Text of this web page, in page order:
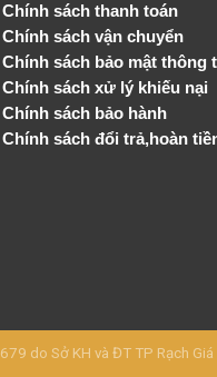
Chính sách thanh toán
Chính sách vận chuyển
Chính sách bảo mật thông
Chính sách xử lý khiếu nại
Chính sách bảo hành
Chính sách đổi trả,hoàn
do Sở KH và ĐT TP Rạch